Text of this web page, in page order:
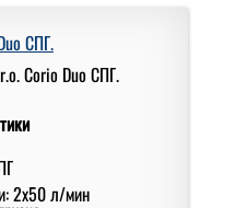
СПГ.
2x50 л/мин